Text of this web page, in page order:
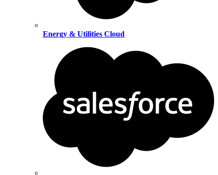
Energy & Utilities Cloud